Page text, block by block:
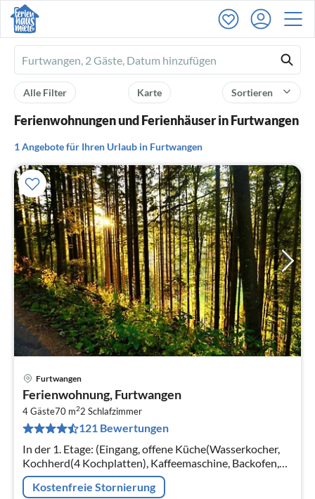
Ferienhausmiete
logo
Sortieren
Karte
Alle Filter
Ferienwohnungen und Ferienhäuser in Furtwangen
1 Angebote für Ihren Urlaub in Furtwangen
Furtwangen
Ferienwohnung, Furtwangen
4 Gäste70 m22 Schlafzimmer
121 Bewertungen
In der 1. Etage: (Eingang, offene Küche(Wasserkocher,
Kochherd(4 Kochplatten), Kaffeemaschine, Backofen,
Spülmaschine, Kühlschrank),
Wohn/Esszimmer(TV(Flatscreen)
Kostenfreie Stornierung